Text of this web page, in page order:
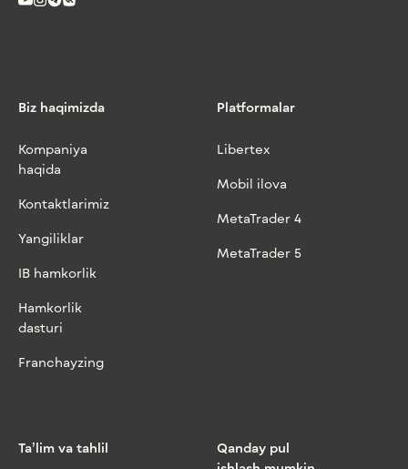
Biz haqimizda
Kompaniya
haqida
Kontaktlarimiz
Yangiliklar
IB hamkorlik
Hamkorlik
dasturi
Franchayzing
Platformalar
Libertex
Mobil ilova
MetaTrader 4
MetaTrader 5
Ta’lim va tahlil
Qanday pul